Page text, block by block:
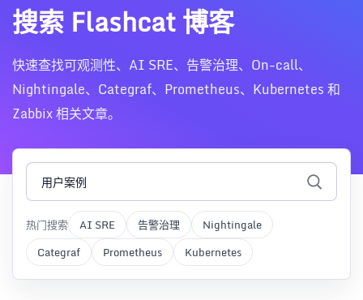
搜索 Flashcat 博客
快速查找可观测性、AI SRE、告警治理、On-call、
Nightingale、Categraf、Prometheus、Kubernetes 和
Zabbix 相关文章。
热门搜索 AI SRE 告警治理
Nightingale
Categraf
Prometheus Kubernetes